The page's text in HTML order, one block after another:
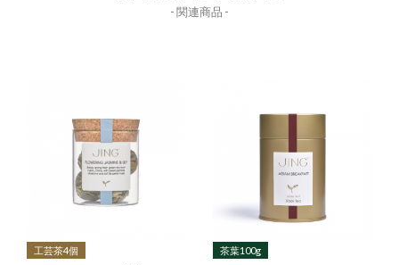
- 関連商品 -
工芸茶4個 茶葉100g